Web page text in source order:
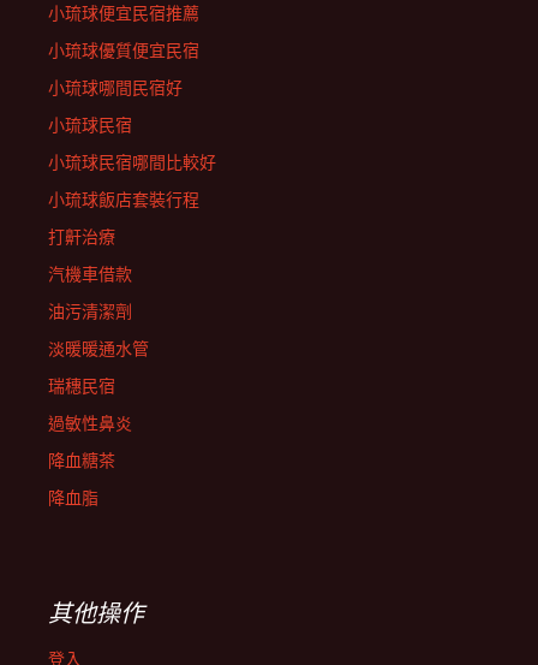
小琉球便宜民宿推薦
小琉球優質便宜民宿
小琉球哪間民宿好
小琉球民宿
小琉球民宿哪間比較好
小琉球飯店套裝行程
打鼾治療
汽機車借款
油污清潔劑
淡暖暖通水管
瑞穗民宿
過敏性鼻炎
降血糖茶
降血脂
其他操作
登入